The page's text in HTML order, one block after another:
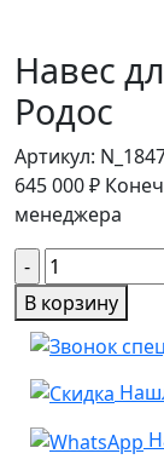
Навес
Родос
Артикул:
645 000₽
менеджера
Количество
товара
Навес
для
автомобиля
6м×5м
Родос
В корзину